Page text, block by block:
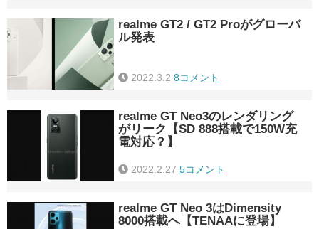
realme GT2 / GT2 Proがグローバ
ル発表
2022.3.2 8コメント
realme GT Neo3のレンダリング
がリーク【SD 888搭載で150W充
電対応？】
2022.2.27 5コメント
realme GT Neo 3はDimensity
8000搭載へ【TENAAに登場】